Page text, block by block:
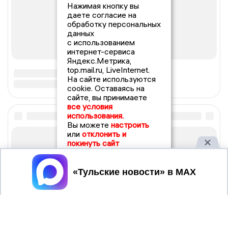
Нажимая кнопку вы
даете согласие на
обработку персональных
данных
с использованием
интернет-сервиса
Яндекс.Метрика,
top.mail.ru, LiveInternet.
На сайте используются
cookie. Оставаясь на
сайте, вы принимаете
все условия
использования.
Вы можете настроить
или отклонить и
покинуть сайт
Принять